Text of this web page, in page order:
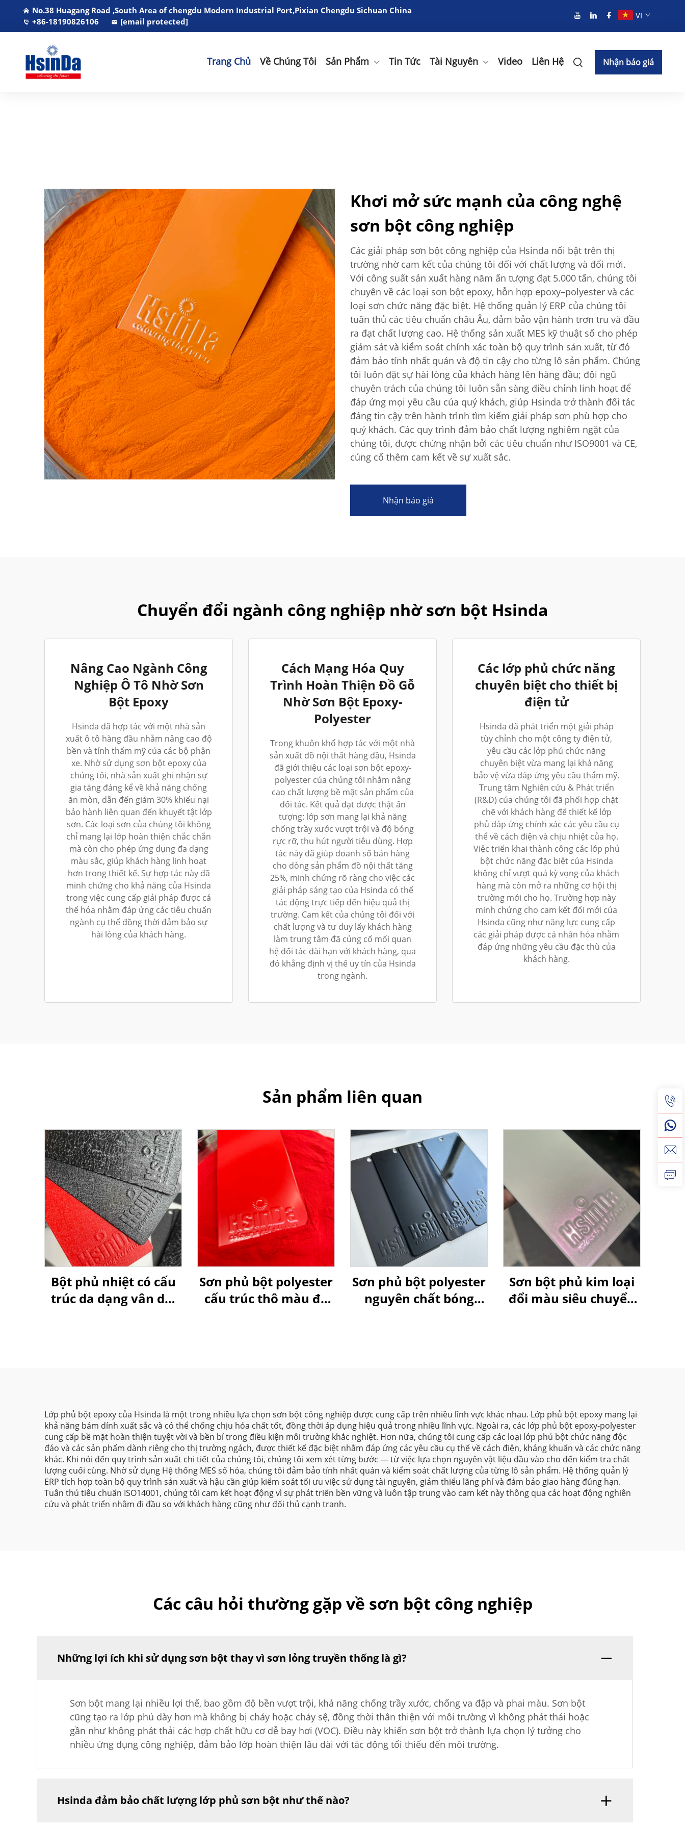
No.38 Huagang Road ,South Area of chengdu Modern Industrial Port,Pixian Chengdu Sichuan China
+86-18190826106
[email protected]
VI
Trang Chủ Về Chúng Tôi Sản Phẩm Tin Tức Tài Nguyên Video Liên Hệ Nhận báo giá
Khơi mở sức mạnh của công nghệ
sơn bột công nghiệp
Các giải pháp sơn bột công nghiệp của Hsinda nổi bật trên thị
trường nhờ cam kết của chúng tôi đối với chất lượng và đổi mới.
Với công suất sản xuất hàng năm ấn tượng đạt 5.000 tấn, chúng tôi
chuyên về các loại sơn bột epoxy, hỗn hợp epoxy–polyester và các
loại sơn chức năng đặc biệt. Hệ thống quản lý ERP của chúng tôi
tuân thủ các tiêu chuẩn châu Âu, đảm bảo vận hành trơn tru và đầu
ra đạt chất lượng cao. Hệ thống sản xuất MES kỹ thuật số cho phép
giám sát và kiểm soát chính xác toàn bộ quy trình sản xuất, từ đó
đảm bảo tính nhất quán và độ tin cậy cho từng lô sản phẩm. Chúng
tôi luôn đặt sự hài lòng của khách hàng lên hàng đầu; đội ngũ
chuyên trách của chúng tôi luôn sẵn sàng điều chỉnh linh hoạt để
đáp ứng mọi yêu cầu của quý khách, giúp Hsinda trở thành đối tác
đáng tin cậy trên hành trình tìm kiếm giải pháp sơn phù hợp cho
quý khách. Các quy trình đảm bảo chất lượng nghiêm ngặt của
chúng tôi, được chứng nhận bởi các tiêu chuẩn như ISO9001 và CE,
củng cố thêm cam kết về sự xuất sắc.
Nhận báo giá
Chuyển đổi ngành công nghiệp nhờ sơn bột Hsinda
Nâng Cao Ngành Công
Nghiệp Ô Tô Nhờ Sơn
Bột Epoxy
Hsinda đã hợp tác với một nhà sản
xuất ô tô hàng đầu nhằm nâng cao độ
bền và tính thẩm mỹ của các bộ phận
xe. Nhờ sử dụng sơn bột epoxy của
chúng tôi, nhà sản xuất ghi nhận sự
gia tăng đáng kể về khả năng chống
ăn mòn, dẫn đến giảm 30% khiếu nại
bảo hành liên quan đến khuyết tật lớp
sơn. Các loại sơn của chúng tôi không
chỉ mang lại lớp hoàn thiện chắc chắn
mà còn cho phép ứng dụng đa dạng
màu sắc, giúp khách hàng linh hoạt
hơn trong thiết kế. Sự hợp tác này đã
minh chứng cho khả năng của Hsinda
trong việc cung cấp giải pháp được cá
thể hóa nhằm đáp ứng các tiêu chuẩn
ngành cụ thể đồng thời đảm bảo sự
hài lòng của khách hàng.
Cách Mạng Hóa Quy
Trình Hoàn Thiện Đồ Gỗ
Nhờ Sơn Bột Epoxy-
Polyester
Trong khuôn khổ hợp tác với một nhà
sản xuất đồ nội thất hàng đầu, Hsinda
đã giới thiệu các loại sơn bột epoxy-
polyester của chúng tôi nhằm nâng
cao chất lượng bề mặt sản phẩm của
đối tác. Kết quả đạt được thật ấn
tượng: lớp sơn mang lại khả năng
chống trầy xước vượt trội và độ bóng
rực rỡ, thu hút người tiêu dùng. Hợp
tác này đã giúp doanh số bán hàng
cho dòng sản phẩm đồ nội thất tăng
25%, minh chứng rõ ràng cho việc các
giải pháp sáng tạo của Hsinda có thể
tác động trực tiếp đến hiệu quả thị
trường. Cam kết của chúng tôi đối với
chất lượng và tư duy lấy khách hàng
làm trung tâm đã củng cố mối quan
hệ đối tác dài hạn với khách hàng, qua
đó khẳng định vị thế uy tín của Hsinda
trong ngành.
Các lớp phủ chức năng
chuyên biệt cho thiết bị
điện tử
Hsinda đã phát triển một giải pháp
tùy chỉnh cho một công ty điện tử,
yêu cầu các lớp phủ chức năng
chuyên biệt vừa mang lại khả năng
bảo vệ vừa đáp ứng yêu cầu thẩm mỹ.
Trung tâm Nghiên cứu & Phát triển
(R&D) của chúng tôi đã phối hợp chặt
chẽ với khách hàng để thiết kế lớp
phủ đáp ứng chính xác các yêu cầu cụ
thể về cách điện và chịu nhiệt của họ.
Việc triển khai thành công các lớp phủ
bột chức năng đặc biệt của Hsinda
không chỉ vượt quá kỳ vọng của khách
hàng mà còn mở ra những cơ hội thị
trường mới cho họ. Trường hợp này
minh chứng cho cam kết đổi mới của
Hsinda cũng như năng lực cung cấp
các giải pháp được cá nhân hóa nhằm
đáp ứng những yêu cầu đặc thù của
khách hàng.
Sản phẩm liên quan
Bột phủ nhiệt có cấu
trúc da dạng vân da,
Sơn phủ bột polyester
cấu trúc thô màu đỏ
Sơn phủ bột polyester
nguyên chất bóng
Sơn bột phủ kim loại
đổi màu siêu chuyển
Lớp phủ bột epoxy của Hsinda là một trong nhiều lựa chọn sơn bột công nghiệp được cung cấp trên nhiều lĩnh vực khác nhau. Lớp phủ bột epoxy mang lại
khả năng bám dính xuất sắc và có thể chống chịu hóa chất tốt, đồng thời áp dụng hiệu quả trong nhiều lĩnh vực. Ngoài ra, các lớp phủ bột epoxy-polyester
cung cấp bề mặt hoàn thiện tuyệt vời và bền bỉ trong điều kiện môi trường khắc nghiệt. Hơn nữa, chúng tôi cung cấp các loại lớp phủ bột chức năng độc
đáo và các sản phẩm dành riêng cho thị trường ngách, được thiết kế đặc biệt nhằm đáp ứng các yêu cầu cụ thể về cách điện, kháng khuẩn và các chức năng
khác. Khi nói đến quy trình sản xuất chi tiết của chúng tôi, chúng tôi xem xét từng bước — từ việc lựa chọn nguyên vật liệu đầu vào cho đến kiểm tra chất
lượng cuối cùng. Nhờ sử dụng Hệ thống MES số hóa, chúng tôi đảm bảo tính nhất quán và kiểm soát chất lượng của từng lô sản phẩm. Hệ thống quản lý
ERP tích hợp toàn bộ quy trình sản xuất và hậu cần giúp kiểm soát tối ưu việc sử dụng tài nguyên, giảm thiểu lãng phí và đảm bảo giao hàng đúng hạn.
Tuân thủ tiêu chuẩn ISO14001, chúng tôi cam kết hoạt động vì sự phát triển bền vững và luôn tập trung vào cam kết này thông qua các hoạt động nghiên
cứu và phát triển nhằm đi đầu so với khách hàng cũng như đối thủ cạnh tranh.
Các câu hỏi thường gặp về sơn bột công nghiệp
Những lợi ích khi sử dụng sơn bột thay vì sơn lỏng truyền thống là gì?
Sơn bột mang lại nhiều lợi thế, bao gồm độ bền vượt trội, khả năng chống trầy xước, chống va đập và phai màu. Sơn bột
cũng tạo ra lớp phủ dày hơn mà không bị chảy hoặc chảy sệ, đồng thời thân thiện với môi trường vì không phát thải hoặc
gần như không phát thải các hợp chất hữu cơ dễ bay hơi (VOC). Điều này khiến sơn bột trở thành lựa chọn lý tưởng cho
nhiều ứng dụng công nghiệp, đảm bảo lớp hoàn thiện lâu dài với tác động tối thiểu đến môi trường.
Hsinda đảm bảo chất lượng lớp phủ sơn bột như thế nào?